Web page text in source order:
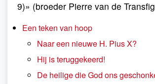
9)» (broeder Pierre van de
Een teken van hoop
Naar een nieuwe H. Pius X?
Hij is teruggekeerd!
De heilige die God ons